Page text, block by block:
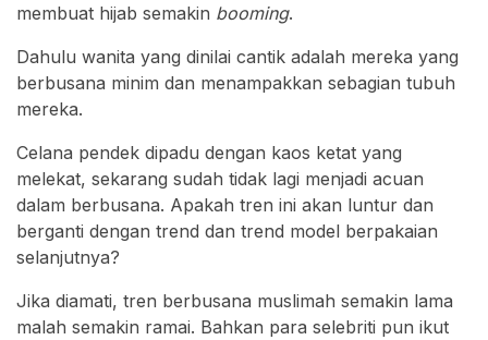
membuat hijab semakin booming.
Dahulu wanita yang dinilai cantik adalah mereka yang
berbusana minim dan menampakkan sebagian tubuh
mereka.
Celana pendek dipadu dengan kaos ketat yang
melekat, sekarang sudah tidak lagi menjadi acuan
dalam berbusana. Apakah tren ini akan luntur dan
berganti dengan trend dan trend model berpakaian
selanjutnya?
Jika diamati, tren berbusana muslimah semakin lama
malah semakin ramai. Bahkan para selebriti pun ikut